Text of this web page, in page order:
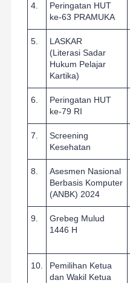
4.
Peringatan HUT
ke-63 PRAMUKA
5.
LASKAR
(Literasi Sadar
Hukum Pelajar
Kartika)
6.
Peringatan HUT
ke-79 RI
7.
Screening
Kesehatan
8.
Asesmen Nasional
Berbasis Komputer
(ANBK) 2024
9.
Grebeg Mulud
1446 H
10.
Pemilihan Ketua
dan Wakil Ketua